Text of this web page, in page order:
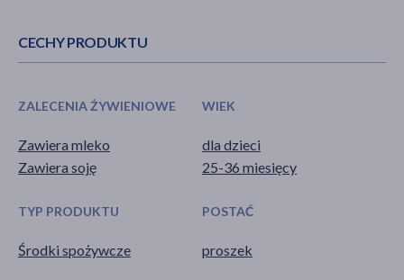
CECHY PRODUKTU
ZALECENIA ŻYWIENIOWE
Zawiera mleko
Zawiera soję
WIEK
dla dzieci
25-36 miesięcy
TYP PRODUKTU
Środki spożywcze
POSTAĆ
proszek